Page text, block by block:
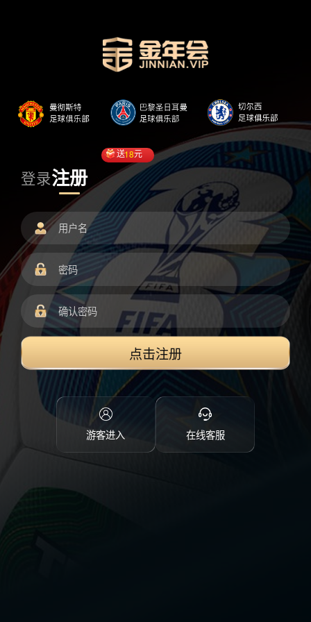
登录注册
送18元
点击注册
游客进入 在线客服